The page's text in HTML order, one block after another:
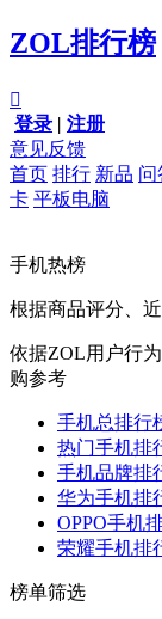
ZOL排行榜

登录 | 注册
意见反馈
首页 排行 新品 问
卡 平板电脑
手机热榜
根据商品评分、
依据ZOL用户行
购参考
手机总排行
热门手机排
手机品牌排
华为手机排
OPPO手机
荣耀手机排
榜单筛选